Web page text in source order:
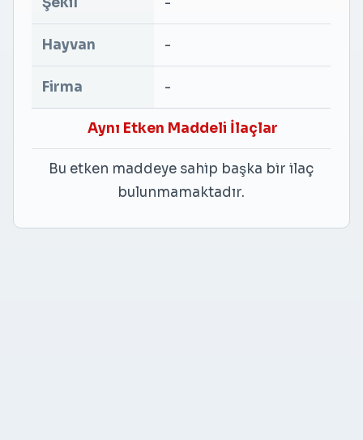
Hayvan -
Firma -
Aynı Etken Maddeli İlaçlar
Bu etken maddeye sahip başka bir ilaç
bulunmamaktadır.